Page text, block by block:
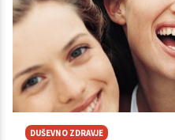
DUŠEVNO ZDRAVJE